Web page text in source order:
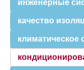
инженерные
качество
климатическое